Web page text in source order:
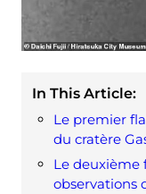
In This Article:
Le premier
du cratère
Le deuxième
observations